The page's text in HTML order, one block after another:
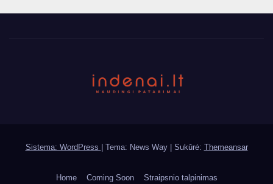
Sistema: WordPress Tema: News Way | Sukūrė: Themeansar
Home Coming Soon Straipsnio talpinimas